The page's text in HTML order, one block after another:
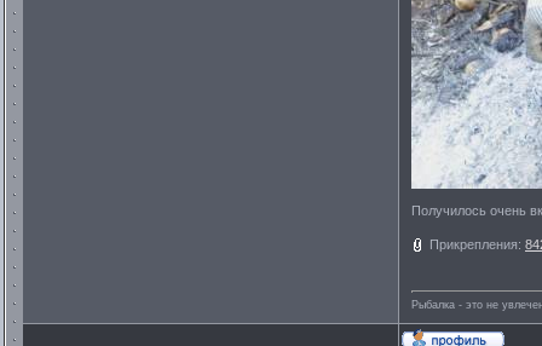
Получилось очень
Прикрепления:
Рыбалка - это не